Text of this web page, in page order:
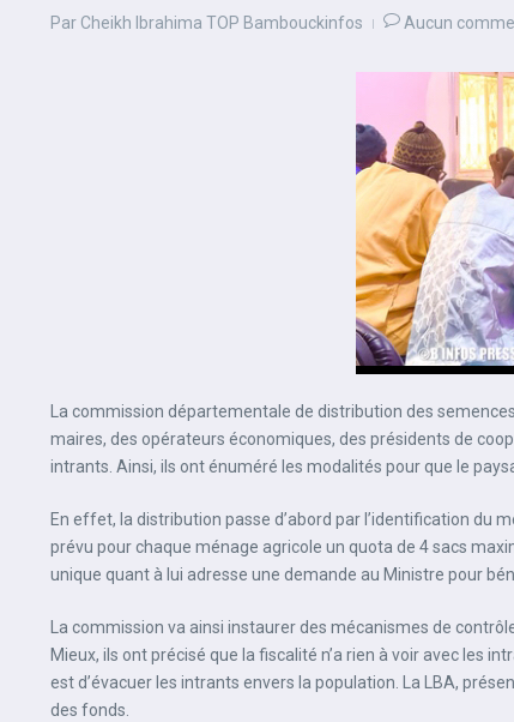
Par Cheikh Ibrahima TOP Bambouckinfos Aucun
La commission départementale de distribution des
maires, des opérateurs économiques, des présidents de
intrants. Ainsi, ils ont énuméré les modalités pour que le
En effet, la distribution passe d’abord par l’identification du
prévu pour chaque ménage agricole un quota de 4 sacs
unique quant à lui adresse une demande au Ministre pour
La commission va ainsi instaurer des mécanismes de
Mieux, ils ont précisé que la fiscalité n’a rien à voir avec les
est d’évacuer les intrants envers la population. La LBA,
des fonds.